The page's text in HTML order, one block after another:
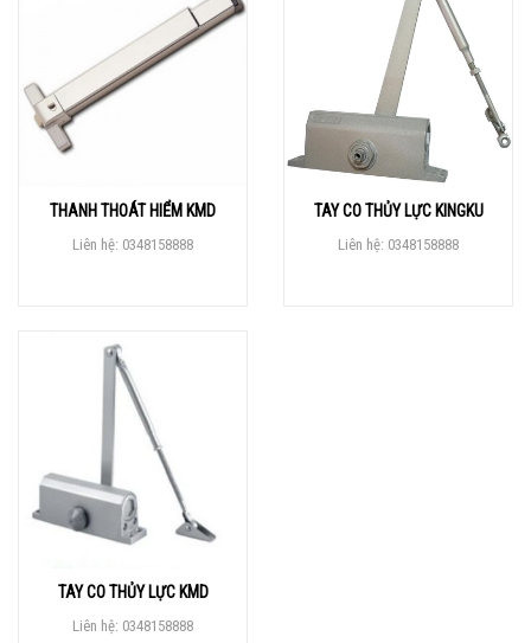
THANH THOÁT HIỂM KMD
Liên hệ: 0348158888
TAY CO THỦY LỰC KINGKU
Liên hệ: 0348158888
TAY CO THỦY LỰC KMD
Liên hệ: 0348158888